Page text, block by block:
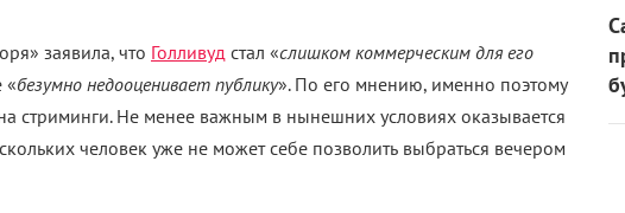
заявила, что Голливуд стал «слишком коммерческим для его
«безумно недооценивает публику». По его мнению, именно поэтому
стриминги. Не менее важным в нынешних условиях оказывается
человек уже не может себе позволить выбраться вечером